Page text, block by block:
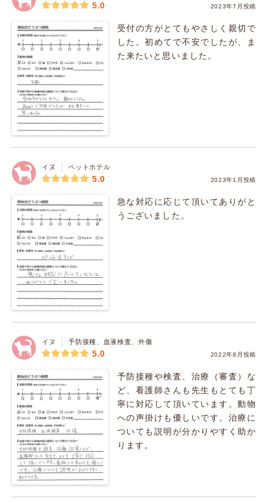
2023年7月投稿
5.0
受付の方がとてもやさしく親切で
した。初めてで不安でしたが、ま
た来たいと思いました。
イヌ ペットホテル
2023年1月投稿
5.0
急な対応に応じて頂いてありがと
うございました。
イヌ 予防接種、血液検査、外傷
2022年8月投稿
5.0
予防接種や検査、治療（審査）な
ど、看護師さんも先生もとても丁
寧に対応して頂いています。動物
への声掛けも優しいです。治療に
ついても説明が分かりやすく助か
ります。